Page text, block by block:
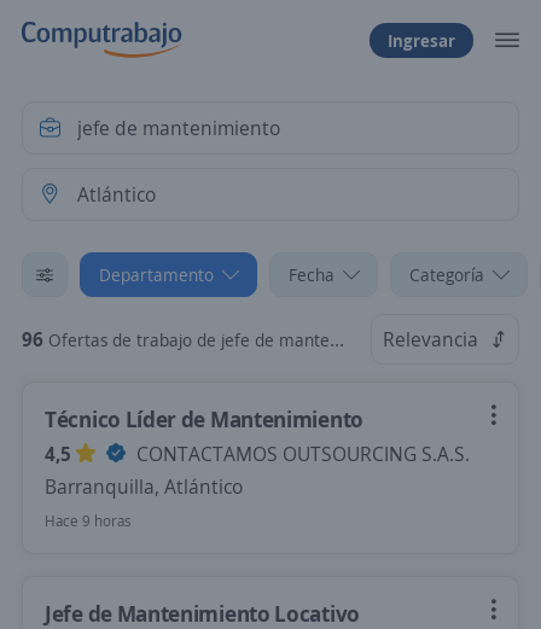
Ingresar
Departamento Fecha Categoría
96 Ofertas de trabajo de jefe de mantenimiento en Atlántico Relevancia
Técnico Líder de Mantenimiento
4,5
CONTACTAMOS OUTSOURCING S.A.S.
Barranquilla, Atlántico
Hace 9 horas
Jefe de Mantenimiento Locativo